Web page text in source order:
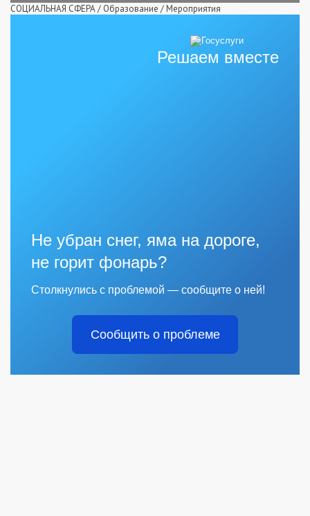
СОЦИАЛЬНАЯ СФЕРА/ Образование / Мероприятия
Решаем вместе
Не убран снег, яма на дороге,
не горит фонарь?
Столкнулись с проблемой — сообщите о ней!
Сообщить о проблеме